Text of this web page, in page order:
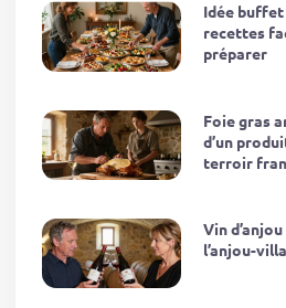
Idée
recettes
préparer
Foie gras
d’un
terroir
Vin
l’anjou-